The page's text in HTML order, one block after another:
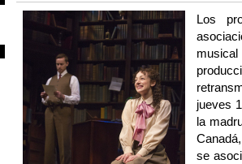
Los
jueves
la
se